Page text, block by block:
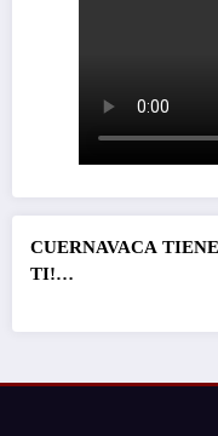
CUERNAVACA
TI!…